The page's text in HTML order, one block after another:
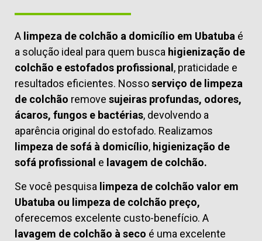
A limpeza de colchão a domicílio em Ubatuba é
a solução ideal para quem busca higienização de
colchão e estofados profissional, praticidade e
resultados eficientes. Nossoserviço de limpeza
de colchão remove sujeiras profundas, odores,
ácaros, fungos e bactérias, devolvendo a
aparência original do estofado. Realizamos
limpeza de sofá à domicílio, higienização de
sofá profissional e lavagem de colchão.
Se você pesquisa limpeza de colchão valor em
Ubatuba ou limpeza de colchão preço,
oferecemos excelente custo-benefício. A
lavagem de colchão à seco é uma excelente